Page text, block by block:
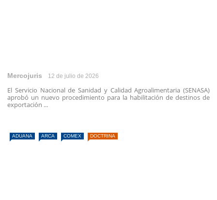
Mercojuris 12 de julio de 2026
El Servicio Nacional de Sanidad y Calidad Agroalimentaria (SENASA)
aprobó un nuevo procedimiento para la habilitación de destinos de
exportación ...
ADUANA ARCA COMEX DOCTRINA